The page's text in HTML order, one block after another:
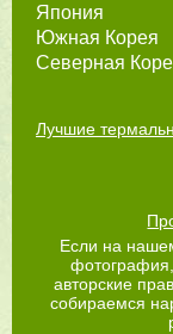
Япония
Южная Корея
Северная
Лучшие
Если на
авторские
собираемся